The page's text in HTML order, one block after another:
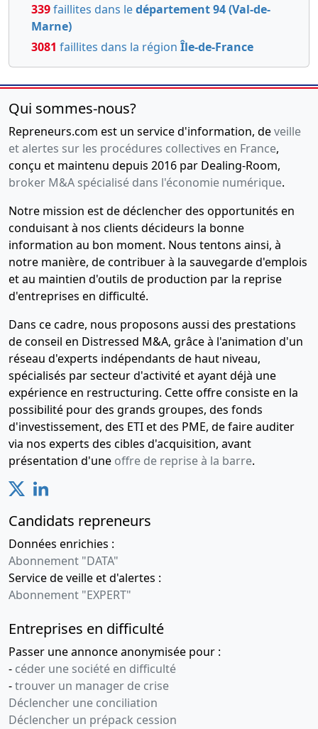
339faillites dans ledépartement 94 (Val-de-
Marne)
3081 faillites dans la région Île-de-France
Qui sommes-nous?
Repreneurs.com est un service d'information, deveille
et alertes sur les procédures collectives en France,
conçu et maintenu depuis 2016 par Dealing-Room,
broker M&A spécialisé dans l'économie numérique.
Notre mission est de déclencher des opportunités en
conduisant à nos clients décideurs la bonne
information au bon moment. Nous tentons ainsi, à
notre manière, de contribuer à la sauvegarde d'emplois
et au maintien d'outils de production par la reprise
d'entreprises en difficulté.
Dans ce cadre, nous proposons aussi des prestations
de conseil en Distressed M&A, grâce à l'animation d'un
réseau d'experts indépendants de haut niveau,
spécialisés par secteur d'activité et ayant déjà une
expérience en restructuring. Cette offre consiste en la
possibilité pour des grands groupes, des fonds
d'investissement, des ETI et des PME, de faire auditer
via nos experts des cibles d'acquisition, avant
présentation d'une offre de reprise à la barre.
Candidats repreneurs
Données enrichies :
Abonnement "DATA"
Service de veille et d'alertes :
Abonnement "EXPERT"
Entreprises en difficulté
Passer une annonce anonymisée pour :
- céder une société en difficulté
-trouver un manager de crise
Déclencher une conciliation
Déclencher un prépack cession